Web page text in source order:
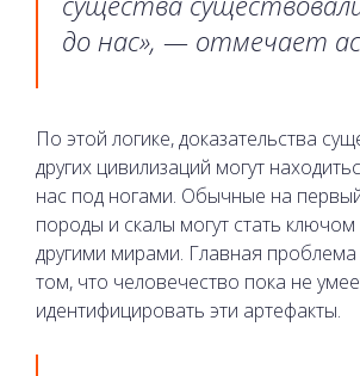
до нас», — отмечает
По этой логике, доказательства
других цивилизаций могут
нас под ногами. Обычные на
породы и скалы могут стать
другими мирами. Главная проблема
том, что человечество пока не
идентифицировать эти артефакты.